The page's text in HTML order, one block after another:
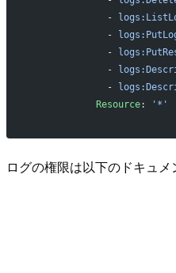
              -
              -
              -
              -
              -
            Resource
: '*'
ログの権限は以下のドキュメ